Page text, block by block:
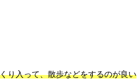
り入って、散歩などをするのが良い